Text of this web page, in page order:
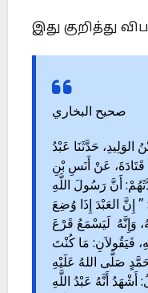
இது குறித்து
صحيح البخاري
الوَلِيدِ، حَدَّثَنَا عَبْدُ
قَتَادَةَ، عَنْ أَنَسِ بْنِ
أَنَّ رَسُولَ اللَّهِ
إِنَّ العَبْدَ إِذَا وُضِعَ
وَإِنَّهُ لَيَسْمَعُ قَرْعَ
فَيَقُولاَنِ: مَا كُنْتَ
صَلَّى اللهُ عَلَيْهِ
أَنَّهُ عَبْدُ اللَّهِ